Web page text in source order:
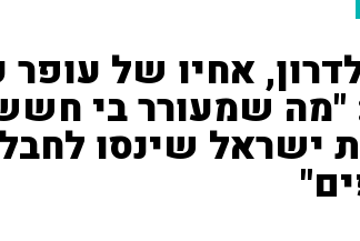
אחיו של
שמעורר בי
ישראל שינסו